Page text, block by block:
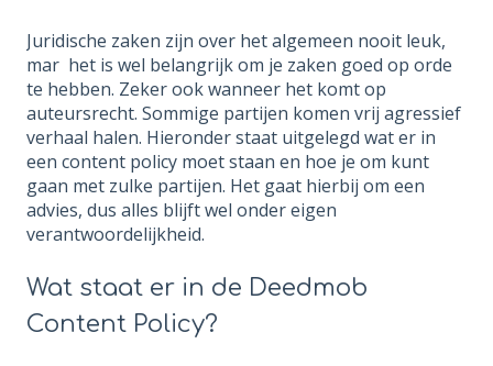
Juridische zaken zijn over het algemeen nooit leuk,
mar het is wel belangrijk om je zaken goed op orde
te hebben. Zeker ook wanneer het komt op
auteursrecht. Sommige partijen komen vrij agressief
verhaal halen. Hieronder staat uitgelegd wat er in
een content policy moet staan en hoe je om kunt
gaan met zulke partijen. Het gaat hierbij om een
advies, dus alles blijft wel onder eigen
verantwoordelijkheid.
Wat staat er in de Deedmob
Content Policy?